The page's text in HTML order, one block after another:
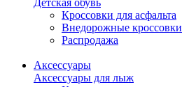
Детская обувь
Кроссовки для асфальта
Внедорожные кроссовки
Распродажа
Аксессуары
Аксессуары для лыж